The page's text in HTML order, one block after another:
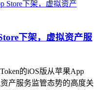
下架，虚拟资产服
的iOS版从苹果App
产服务监管态势的高度关